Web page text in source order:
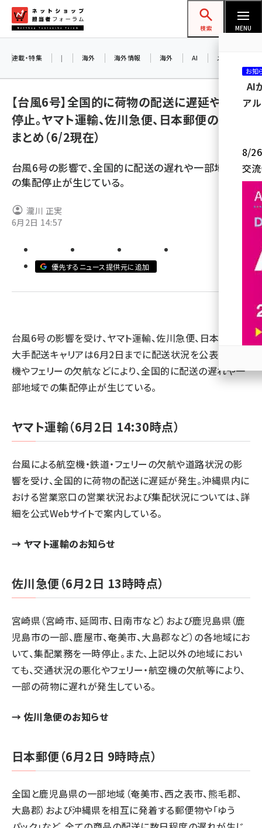
ン
ネットショップ担当者フォーラム
検索 MENU
amazon (2246)
楽天 (1871)
アスクル (1119)
ビィ・フォアード (773)
連載・特集 | 海外 海外情報 海外 AI メタバース
【台風6号】全国的に荷物の配送に遅延や集配
停止。ヤマト運輸、佐川急便、日本郵便の対応
まとめ（6/2現在）
台風6号の影響で、全国的に配送の遅れや一部地域で
の集配停止が生じている。
瀧川 正実
6月2日 14:57
優先するニュース提供元に追加
台風6号の影響を受け、ヤマト運輸、佐川急便、日本郵便の
大手配送キャリアは6月2日までに配送状況を公表。航空
機やフェリーの欠航などにより、全国的に配送の遅れや一
部地域での集配停止が生じている。
ヤマト運輸（6月2日 14:30時点）
台風による航空機・鉄道・フェリーの欠航や道路状況の影
響を受け、全国的に荷物の配送に遅延が発生。沖縄県内に
おける営業窓口の営業状況および集配状況については、詳
細を公式Webサイトで案内している。
→ ヤマト運輸のお知らせ
佐川急便（6月2日 13時時点）
宮崎県（宮崎市、延岡市、日南市など）および鹿児島県（鹿
児島市の一部、鹿屋市、奄美市、大島郡など）の各地域にお
いて、集配業務を一時停止。また、上記以外の地域におい
ても、交通状況の悪化やフェリー・航空機の欠航等により、
一部の荷物に遅れが発生している。
→佐川急便のお知らせ
日本郵便（6月2日 9時時点）
全国と鹿児島県の一部地域（奄美市、西之表市、熊毛郡、
大島郡）および沖縄県を相互に発着する郵便物や「ゆう
お知
AI
ア
8/26
交
参